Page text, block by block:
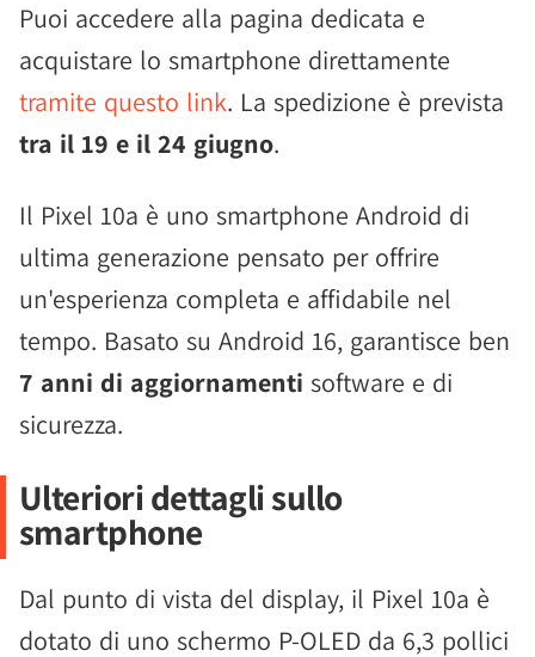
Puoi accedere alla pagina dedicata e
acquistare lo smartphone direttamente
tramite questo link. La spedizione è prevista
tra il 19 e il 24 giugno.
Il Pixel 10a è uno smartphone Android di
ultima generazione pensato per offrire
un'esperienza completa e affidabile nel
tempo. Basato su Android 16, garantisce ben
7 anni di aggiornamenti software e di
sicurezza.
Ulteriori dettagli sullo
smartphone
Dal punto di vista del display, il Pixel 10a è
dotato di uno schermo P-OLED da 6,3 pollici